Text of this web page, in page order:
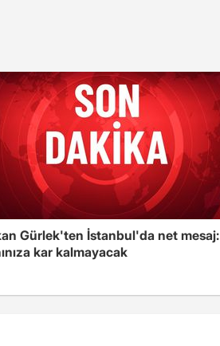
Gürlek'ten İstanbul'da net mesaj:
kar kalmayacak